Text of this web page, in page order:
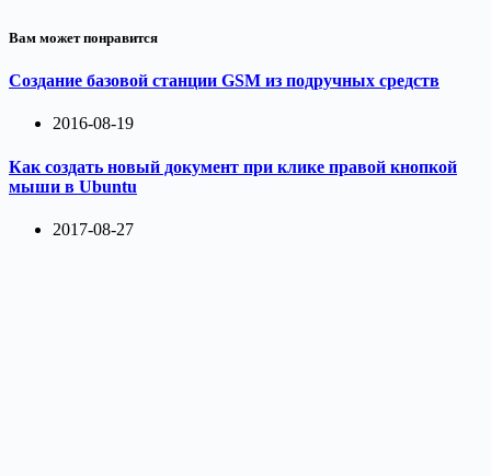
Вам может понравится
Создание базовой станции GSM из подручных средств
2016-08-19
Как создать новый документ при клике правой кнопкой
мыши в Ubuntu
2017-08-27